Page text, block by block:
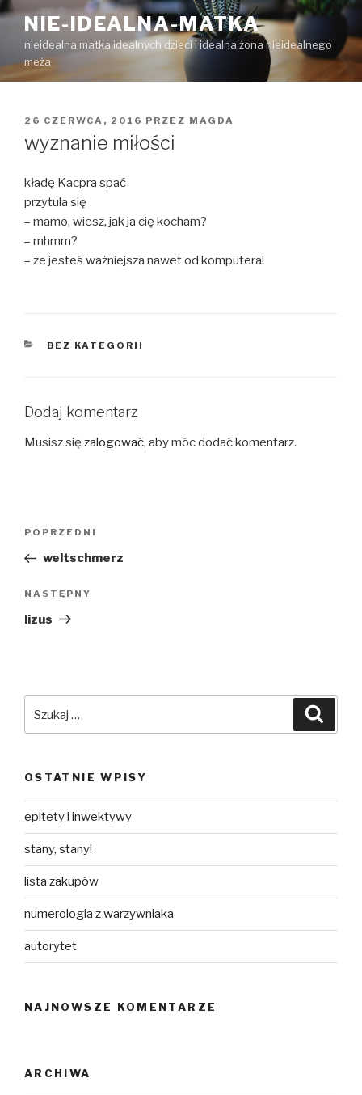
Przejdź
treści
NIE-IDEALNA-MATKA
nieidealna matka idealnych dzieci i idealna żona nieidealnego
meża
OPUBLIKOWANE
26 CZERWCA, 2016 PRZEZ MAGDA
wyznanie miłości
kładę Kacpra spać
przytula się
– mamo, wiesz, jak ja cię kocham?
– mhmm?
– że jesteś ważniejsza nawet od komputera!
KATEGORIE
BEZ KATEGORII
Dodaj komentarz
Musisz się zalogować, aby móc dodać komentarz.
Poprzedni
wpis
POPRZEDNI
weltschmerz
Następny
wpis
NASTĘPNY
lizus
OSTATNIE WPISY
epitety i inwektywy
stany, stany!
lista zakupów
numerologia z warzywniaka
autorytet
NAJNOWSZE KOMENTARZE
ARCHIWA